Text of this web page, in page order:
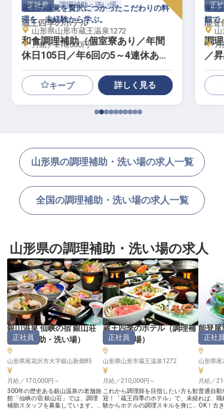
正社員 調理補助・洗い場
蔵王四季のホテル
和食調理補助（個室寮あり／年間
休日105日／年6回の5～4連休あり
）
蔵王の味覚を贅沢につかったこだわりの料
理を、未経験から学ぶ。
山形県山形市蔵王温泉1272
月給／210,000円～
キープ 詳しく見る
正社
能登
調
／
歓迎
東北
館で
月
山形県の調理補助・洗い場の求人一覧
全国の調理補助・洗い場の求人一覧
山形県の調理補助・洗い場の求人
銀山温泉 仙峡の宿 銀山荘
（調理補助・洗い場）
正社員
山形県尾花沢市大字銀山新畑85
月給／170,000円～
300年の歴史ある銀山温泉の老舗旅
館「仙峡の宿 銀山荘」では、調理
補助スタッフを募集しています。当
蔵王四季のホテル（調理補
助・洗い場）
正社員
山形県山形市蔵王温泉1272
月給／210,000円～
これから調理師を目指したい方も歓
迎！「蔵王四季のホテル」で、未経
験からホテルの調理スキルを身につ
能登屋
い場）
正社員
山形県尾
月給／
普通自動
れば、職
OK！古